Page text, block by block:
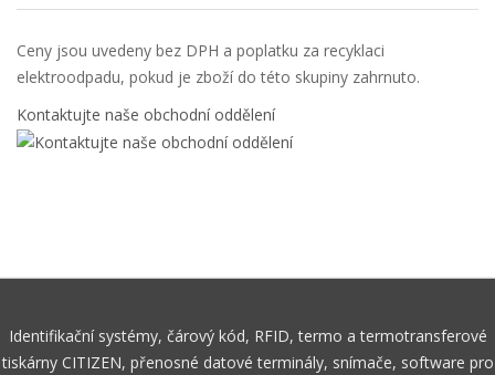
Ceny jsou uvedeny bez DPH a poplatku za recyklaci
elektroodpadu, pokud je zboží do této skupiny zahrnuto.
Kontaktujte naše obchodní oddělení
Identifikační systémy, čárový kód, RFID, termo a termotransferové
tiskárny CITIZEN, přenosné datové terminály, snímače, software pro